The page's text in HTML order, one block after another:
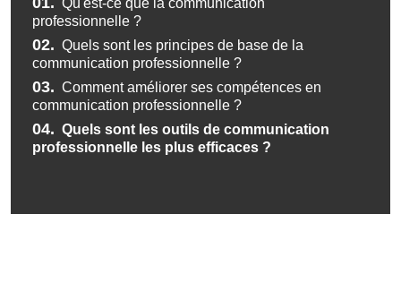
Qu'est-ce que la communication
professionnelle ?
02. Quels sont les principes de base de la
communication professionnelle ?
03. Comment améliorer ses compétences en
communication professionnelle ?
04. Quels sont les outils de communication
professionnelle les plus efficaces ?